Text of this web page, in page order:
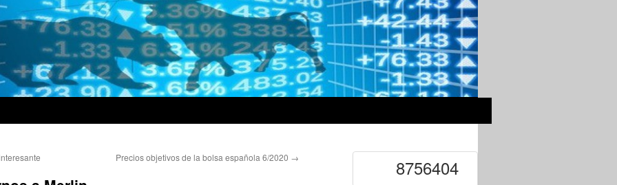
Precios objetivos de la bolsa española 6/2020 → 8756404